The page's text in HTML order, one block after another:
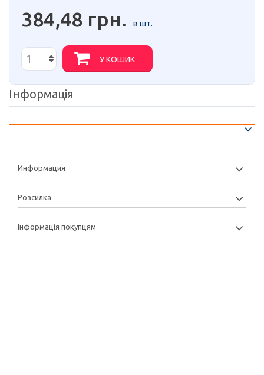
384,48 грн. в шт.
У КОШИК
Інформація
Информация
Розсилка
Інформація покупцям